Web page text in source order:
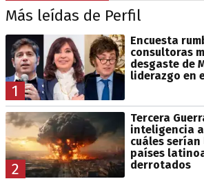
Más leídas de Perfil
1
Encuesta
consultoras
desgaste de
liderazgo en
2
Tercera
inteligencia
cuáles
países
derrotados